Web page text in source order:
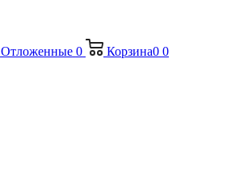
Отложенные 0 Корзина0 0